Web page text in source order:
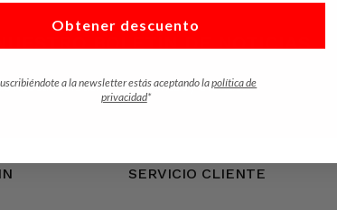
BOLETÍN DE NOTICIAS
nuestras noticias, descuentos y ofertas.
SERVICIO CLIENTE
Obtener descuento
a la newsletter estás aceptando lapolítica de
privacidad*